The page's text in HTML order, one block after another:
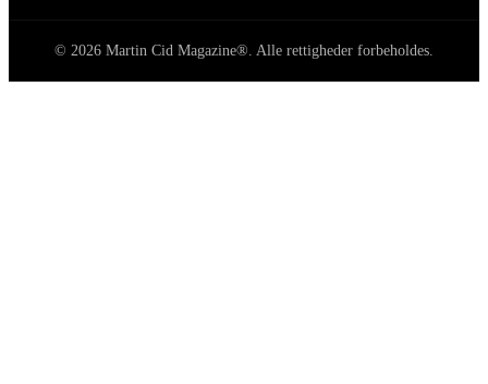
© 2026 Martin Cid Magazine®. Alle rettigheder forbeholdes.